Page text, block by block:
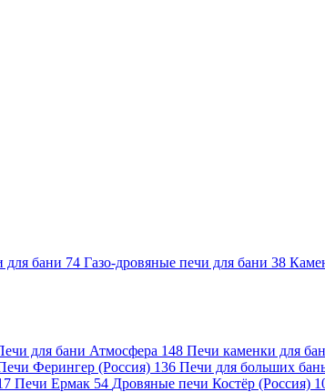
для бани 74 Газо-дровяные печи для бани 38
для бани Атмосфера 148 Печи каменки для
Ферингер (Россия) 136 Печи для больших
Печи Ермак 54 Дровяные печи Костёр (Россия)